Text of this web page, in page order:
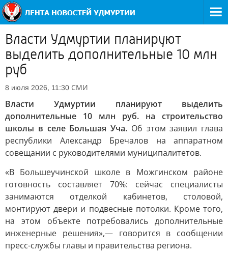
Власти Удмуртии планируют
выделить дополнительные 10 млн
руб
8 июля 2026, 11:30 СМИ
Власти Удмуртии планируют выделить
дополнительные 10 млн руб. на строительство
школы в селе Большая Уча. Об этом заявил глава
республики Александр Бречалов на аппаратном
совещании с руководителями муниципалитетов.
«В Большеучинской школе в Можгинском районе
готовность составляет 70%: сейчас специалисты
занимаются отделкой кабинетов, столовой,
монтируют двери и подвесные потолки. Кроме того,
на этом объекте потребовались дополнительные
инженерные решения»,— говорится в сообщении
пресс-службы главы и правительства региона.